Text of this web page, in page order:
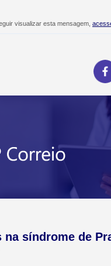
visualizar esta mensagem,
na síndrome de